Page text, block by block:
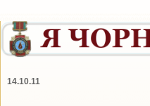
14.10.11